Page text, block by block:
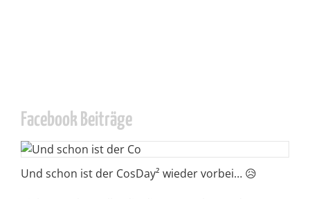
Facebook Beiträge
Und schon ist der CosDay² wieder vorbei… 😥